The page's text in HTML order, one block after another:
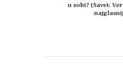
u sobi? (Savet: